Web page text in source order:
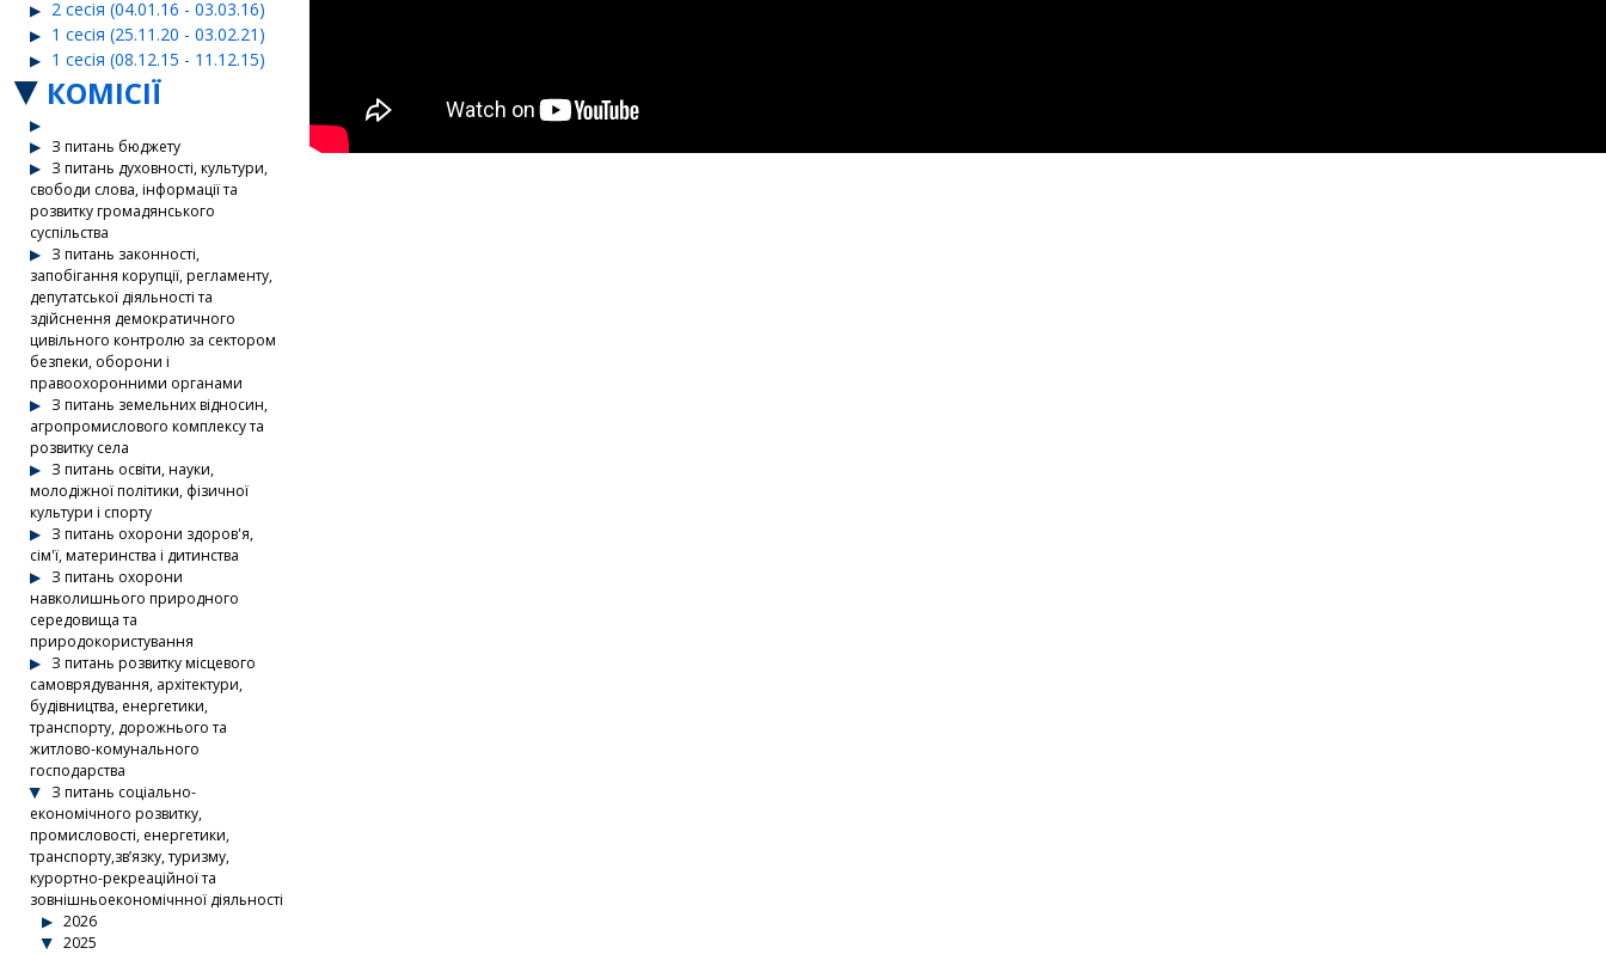
2 сесія (04.01.16 - 03.03.16)
1 сесія (25.11.20 - 03.02.21)
1 сесія (08.12.15 - 11.12.15)
КОМІСІЇ
З питань бюджету
З питань духовності, культури,
свободи слова, інформації та
розвитку громадянського
суспільства
З питань законності,
запобігання корупції, регламенту,
депутатської діяльності та
здійснення демократичного
цивільного контролю за сектором
безпеки, оборони і
правоохоронними органами
З питань земельних відносин,
агропромислового комплексу та
розвитку села
З питань освіти, науки,
молодіжної політики, фізичної
культури і спорту
З питань охорони здоров'я,
сім'ї, материнства і дитинства
З питань охорони
навколишнього природного
середовища та
природокористування
З питань розвитку місцевого
самоврядування, архітектури,
будівництва, енергетики,
транспорту, дорожнього та
житлово-комунального
господарства
З питань соціально-
економічного розвитку,
промисловості, енергетики,
транспорту,зв’язку, туризму,
курортно-рекреаційної та
зовнішньоекономічнної діяльності
2026
2025